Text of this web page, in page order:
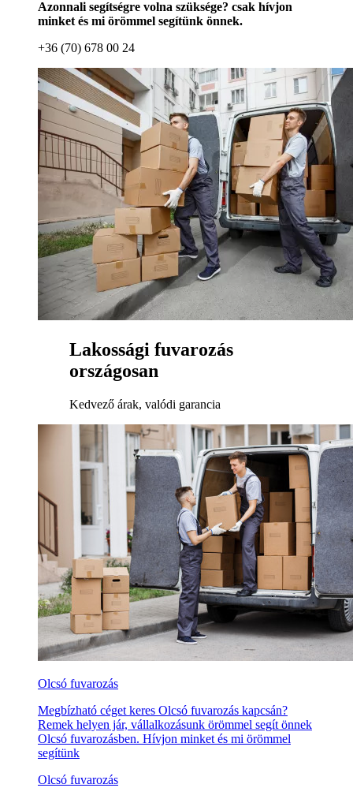
Azonnali segítségre volna szüksége? csak hívjon
minket és mi örömmel segítünk önnek.
+36 (70) 678 00 24
Lakossági fuvarozás
országosan
Kedvező árak, valódi garancia
Olcsó fuvarozás
Megbízható céget keres Olcsó fuvarozás kapcsán?
Remek helyen jár, vállalkozásunk örömmel segít önnek
Olcsó fuvarozásben. Hívjon minket és mi örömmel
segítünk
Olcsó fuvarozás